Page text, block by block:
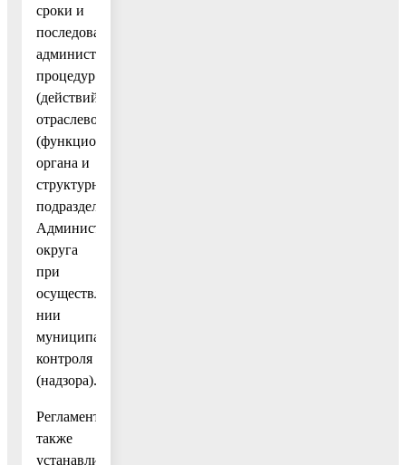
сроки и
последовательность
административных
процедур
(действий)
отраслевого
(функционального)
органа и
структурного
подразделения
Администрации
округа
при
осуществле-
нии
муниципального
контроля
(надзора).
Регламент
также
устанавливает